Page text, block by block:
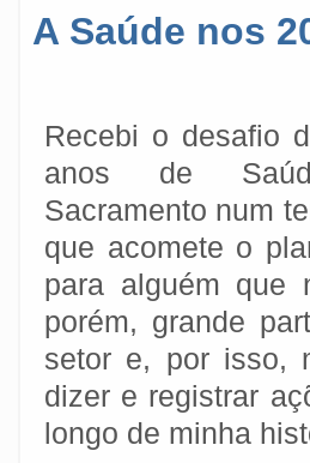
A Saúde nos
Recebi o desafio
anos de
Sacramento num
que acomete o
para alguém que
porém, grande
setor e, por isso,
dizer e registrar
longo de minha